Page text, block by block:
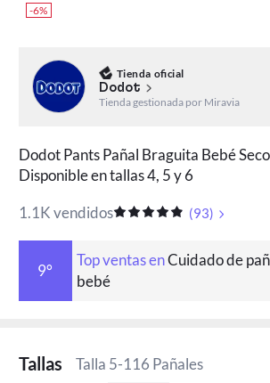
-6%
Tienda oficial
Dodot
Tienda gestionada por Miravia
Dodot Pants Pañal Braguita Bebé
Disponible en tallas 4, 5 y 6
1.1K vendidos
(93)
9°
Top ventas enCuidado de
bebé
Tallas Talla 5-116 Pañales